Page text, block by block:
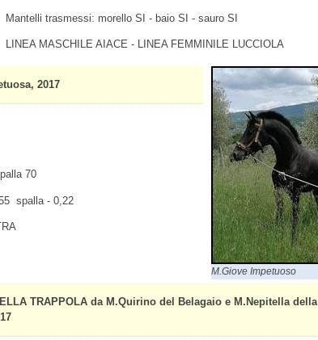
Mantelli trasmessi: morello SI - baio SI - sauro SI
LINEA MASCHILE AIACE - LINEA FEMMINILE LUCCIOLA
M.Giove Impetuoso
2017
70
spalla - 0,22
TRAPPOLA da M.Quirino del Belagaio e M.Nepitella della